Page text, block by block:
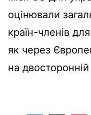
оцінювали
країн-членів
як через
на двосторонній